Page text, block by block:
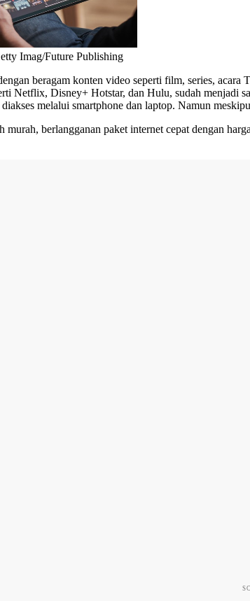
Imag/Future Publishing
beragam konten video seperti film, series,
Netflix, Disney+ Hotstar, dan Hulu, sudah menjadi
melalui smartphone dan laptop. Namun
berlangganan paket internet cepat dengan